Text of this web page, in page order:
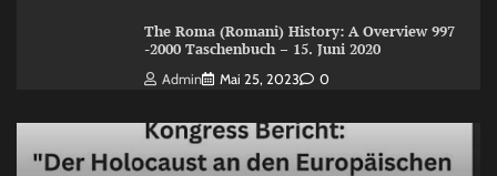
The Roma (Romani) History: A Overview 997
-2000 Taschenbuch – 15. Juni 2020
Admin Mai 25, 2023 0